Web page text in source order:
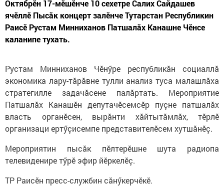
Октябрӗн 17-мӗшӗнче 10 сехетре Салих Сайдашев
ячӗллӗ Пысӑк концерт залӗнче Тутарстан Республикин
Раисӗ Рустам Минниханов Патшалăх Канашне Чӗнсе
каланипе тухать.
Рустам Минниханов Чӗнӳре республикăн социаллă
экономика лару-тăрăвне тулли анализ туса малашлăха
стратегилле задачăсене палăртать. Мероприятие
Патшалăх Канашӗн депутачӗсемсӗр пуçне патшалăх
власть органӗсен, вырăнти хăйтытăмлăх, тӗрлӗ
организаци ертӳçисемпе представителӗсем хутшăнӗç.
Мероприятин пысăк пӗлтерӗшне шута радиопа
телевиденире тӳрӗ эфир йӗркелӗç.
ТР Раисӗн пресс-службин сăнӳкерчӗкӗ.